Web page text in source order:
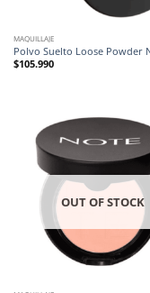
MAQUILLAJE
Polvo Suelto Loose Powder
$105.990
OUT OF STOCK